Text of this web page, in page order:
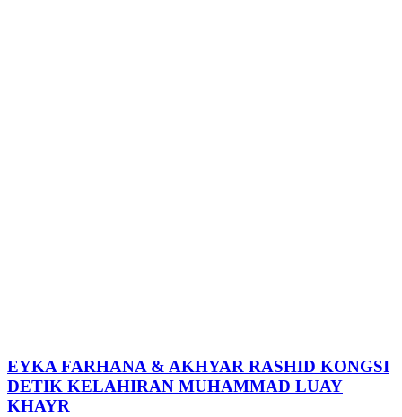
EYKA FARHANA & AKHYAR RASHID KONGSI
DETIK KELAHIRAN MUHAMMAD LUAY
KHAYR